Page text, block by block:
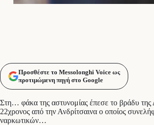
Προσθέστε το Messolonghi Voice ως
προτιμώμενη πηγή στο Google
Στη… φάκα της αστυνομίας έπεσε το βράδυ της
22χρονος από την Ανδρίτσαινα ο οποίος
ναρκωτικών…